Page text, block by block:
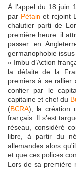
À l'appel du 18 juin
par Pétain et rejoint
chalutier parti de
première heure, il
passer en
germanophobie
« Imbu d’Action
la défaite de la
premiers à se rallier
confier par le
capitaine et chef du
(BCRA), la création
français. Il s'est
réseau, considéré
libre, à partir du
allemandes alors
et que ces polices
Lors de sa première